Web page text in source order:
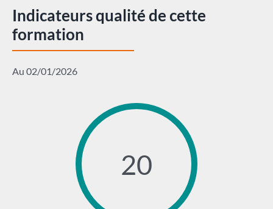
Indicateurs qualité de cette
formation
Au 02/01/2026
20